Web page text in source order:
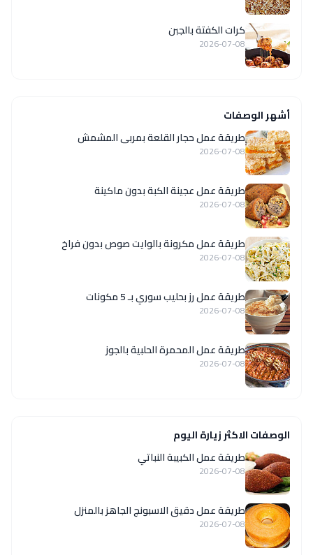
كرات الكفتة بالجبن
2026-07-08
أشهر الوصفات
طريقة عمل حجار القلعة بمربى المشمش
2026-07-08
طريقة عمل عجينة الكبة بدون ماكينة
2026-07-08
طريقة عمل مكرونة بالوايت صوص بدون فراخ
2026-07-08
طريقة عمل رز بحليب سوري بـ 5 مكونات
2026-07-08
طريقة عمل المحمرة الحلبية بالجوز
2026-07-08
الوصفات الاكثر زيارة اليوم
طريقة عمل الكبيبة النباتي
2026-07-08
طريقة عمل دقيق الاسبونج الجاهز بالمنزل
2026-07-08